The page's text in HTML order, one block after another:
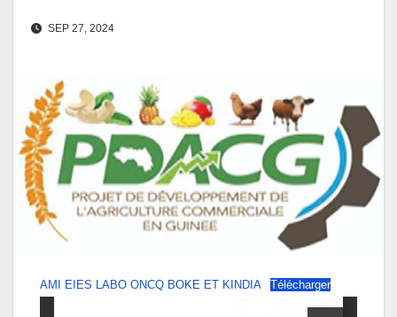
SEP 27, 2024
AMI EIES LABO ONCQ BOKE ET KINDIA Télécharger